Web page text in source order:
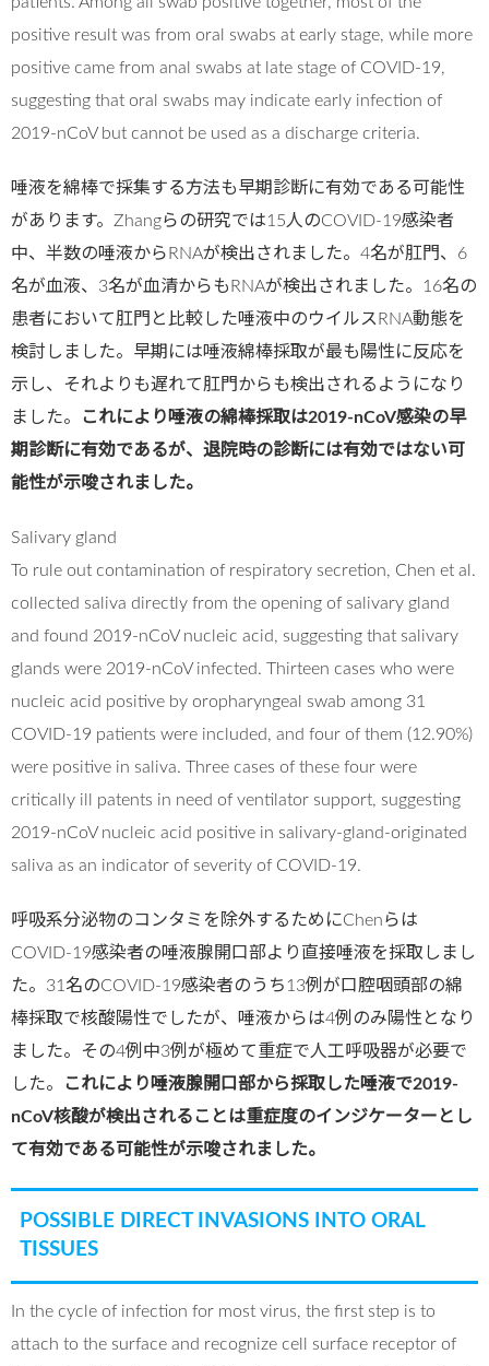
positive result was from oral swabs at early stage, while more
positive came from anal swabs at late stage of COVID-19,
suggesting that oral swabs may indicate early infection of
2019-nCoV but cannot be used as a discharge criteria.
唾液を綿棒で採集する方法も早期診断に有効である可能性
があります。Zhangらの研究では15人のCOVID-19感染者
中、半数の唾液からRNAが検出されました。4名が肛門、6
名が血液、3名が血清からもRNAが検出されました。16名の
患者において肛門と比較した唾液中のウイルスRNA動態を
検討しました。早期には唾液綿棒採取が最も陽性に反応を
示し、それよりも遅れて肛門からも検出されるようになり
ました。
これにより唾液の綿棒採取は2019-nCoV感染の早
期診断に有効であるが、退院時の診断には有効ではない可
能性が示唆されました。
Salivary gland
To rule out contamination of respiratory secretion, Chen et al.
collected saliva directly from the opening of salivary gland
and found 2019-nCoV nucleic acid, suggesting that salivary
glands were 2019-nCoV infected. Thirteen cases who were
nucleic acid positive by oropharyngeal swab among 31
COVID-19 patients were included, and four of them (12.90%)
were positive in saliva. Three cases of these four were
critically ill patents in need of ventilator support, suggesting
2019-nCoV nucleic acid positive in salivary-gland-originated
saliva as an indicator of severity of COVID-19.
呼吸系分泌物のコンタミを除外するためにChenらは
COVID-19感染者の唾液腺開口部より直接唾液を採取しまし
た。31名のCOVID-19感染者のうち13例が口腔咽頭部の綿
棒採取で核酸陽性でしたが、唾液からは4例のみ陽性となり
ました。その4例中3例が極めて重症で人工呼吸器が必要で
した。
これにより唾液腺開口部から採取した唾液で2019-
nCoV核酸が検出されることは重症度のインジケーターとし
て有効である可能性が示唆されました。
POSSIBLE DIRECT INVASIONS INTO ORAL
TISSUES
In the cycle of infection for most virus, the first step is to
attach to the surface and recognize cell surface receptor of